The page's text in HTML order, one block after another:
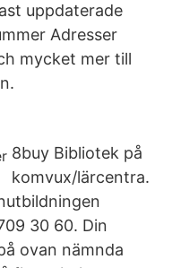
uppdaterade
Adresser
mycket mer till
8buy Bibliotek på
komvux/lärcentra.
30 60. Din
ovan nämnda